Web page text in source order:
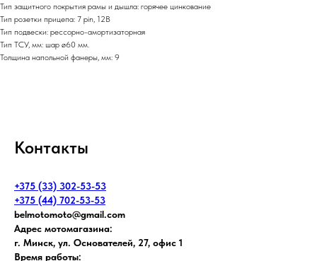
Тип защитного покрытия рамы и дышла: горячее цинкование
Тип розетки прицепа: 7 pin, 12В
Тип подвески: рессорно-амортизаторная
Тип ТСУ, мм: шар ø60 мм.
Толщина напольной фанеры, мм: 9
Контакты
+375 (33) 302-53-53
+375 (44) 702-53-53
belmotomoto@gmail.com
Адрес мотомагазина:
г. Минск, ул. Основателей, 27, офис 1
Время работы: